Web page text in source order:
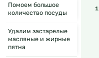
Помоем большое
количество посуды
Удалим застарелые
масляные и жирные
пятна